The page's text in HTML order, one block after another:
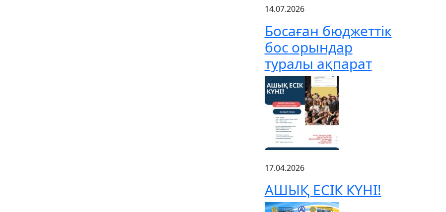
14.07.2026
Босаған бюджеттік
бос орындар
туралы ақпарат
17.04.2026
АШЫҚ ЕСІК КҮНІ!